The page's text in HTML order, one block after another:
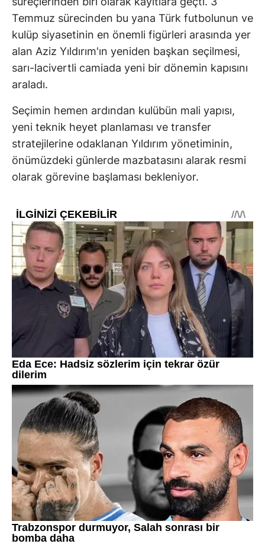
Temmuz sürecinden bu yana Türk futbolunun ve
kulüp siyasetinin en önemli figürleri arasında yer
alan Aziz Yıldırım'ın yeniden başkan seçilmesi,
sarı-lacivertli camiada yeni bir dönemin kapısını
araladı.
Seçimin hemen ardından kulübün mali yapısı,
yeni teknik heyet planlaması ve transfer
stratejilerine odaklanan Yıldırım yönetiminin,
önümüzdeki günlerde mazbatasını alarak resmi
olarak görevine başlaması bekleniyor.